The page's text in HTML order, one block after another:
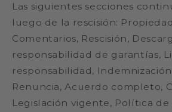
Las siguientes secciones
luego de la rescisión:
Comentarios, Rescisión,
responsabilidad de garantías,
responsabilidad,
Renuncia, Acuerdo completo,
Legislación vigente, Política de